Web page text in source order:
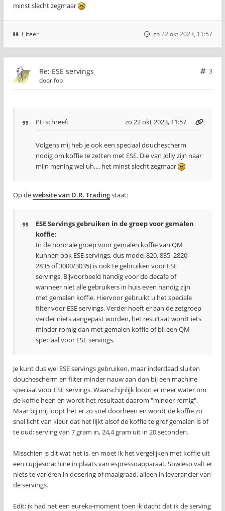
minst slecht zegmaar
Citeer zo 22 okt 2023, 11:57
Re: ESE servings
3
doorfob
Ptischreef: zo 22 okt 2023, 11:57
Volgens mij heb je ook een speciaal douchescherm
nodig om koffie te zetten met ESE. Die van Jolly zijn naar
mijn mening wel uh.... het minst slecht zegmaar
Op dewebsite van D.R. Tradingstaat:
ESE Servings gebruiken in de groep voor gemalen
koffie:
In de normale groep voor gemalen koffie van QM
kunnen ook ESE servings, dus model 820, 835, 2820,
2835 of 3000/3035) is ook te gebruiken voor ESE
servings. Bijvoorbeeld handig voor de decafe of
wanneer niet alle gebruikers in huis even handig zijn
met gemalen koffie. Hiervoor gebruikt u het speciale
filter voor ESE servings. Verder hoeft er aan de zetgroep
verder niets aangepast worden, het resultaat wordt iets
minder romig dan met gemalen koffie of bij een QM
speciaal voor ESE servings.
Je kunt dus wel ESE servings gebruiken, maar inderdaad sluiten
douchescherm en filter minder nauw aan dan bij een machine
speciaal voor ESE servings. Waarschijnlijk loopt er meer water om
de koffie heen en wordt het resultaat daarom "minder romig".
Maar bij mij loopt het er zo snel doorheen en wordt de koffie zo
snel licht van kleur dat het lijkt alsof de koffie te grof gemalen is of
te oud: serving van 7 gram in, 24,4 gram uit in 20 seconden.
Misschien is dit wat het is, en moet ik het vergelijken met koffie uit
een cupjesmachine in plaats van espressoapparaat. Sowieso valt er
niets te variëren in dosering of maalgraad, alleen in leverancier van
de servings.
Edit: ik had net een eureka-moment toen ik dacht dat ik de serving